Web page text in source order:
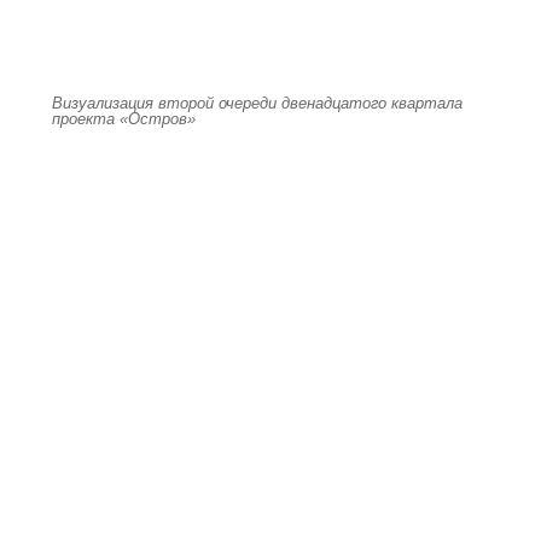
Визуализация второй очереди двенадцатого квартала
проекта «Остров»